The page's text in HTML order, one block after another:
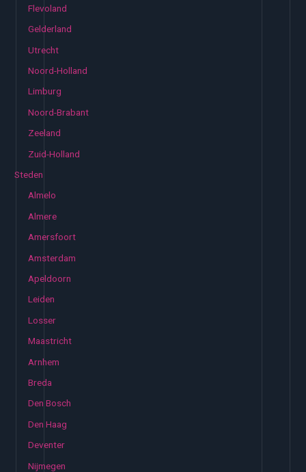
Flevoland
Gelderland
Utrecht
Noord-Holland
Limburg
Noord-Brabant
Zeeland
Zuid-Holland
Steden
Almelo
Almere
Amersfoort
Amsterdam
Apeldoorn
Leiden
Losser
Maastricht
Arnhem
Breda
Den Bosch
Den Haag
Deventer
Nijmegen